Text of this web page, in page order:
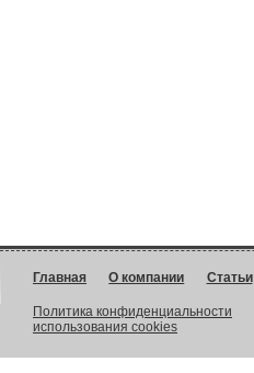
Главная О компании Статьи
Политика конфиденциальности
использования cookies